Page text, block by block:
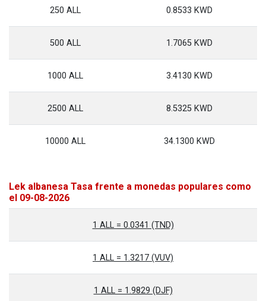
250 ALL 0.8533 KWD
500 ALL 1.7065 KWD
1000 ALL 3.4130 KWD
2500 ALL 8.5325 KWD
10000 ALL 34.1300 KWD
Lek albanesa Tasa frente a monedas populares como
el 09-08-2026
1 ALL = 0.0341 (TND)
1 ALL = 1.3217 (VUV)
1 ALL = 1.9829 (DJF)